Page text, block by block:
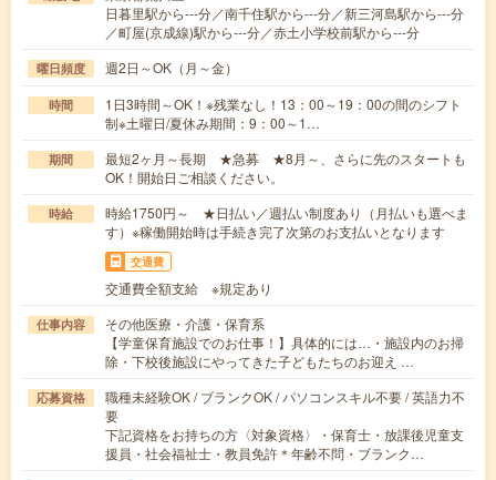
日暮里駅から---分／南千住駅から---分／新三河島駅から---分
／町屋(京成線)駅から---分／赤土小学校前駅から---分
曜日頻度 週2日～OK（月～金）
時間
1日3時間～OK！※残業なし！13：00～19：00の間のシフト
制※土曜日/夏休み期間：9：00～1…
期間
最短2ヶ月～長期 ★急募 ★8月～、さらに先のスタートも
OK！開始日ご相談ください。
時給
時給1750円～ ★日払い／週払い制度あり（月払いも選べま
す）※稼働開始時は手続き完了次第のお支払いとなります
交通費
交通費全額支給 ※規定あり
仕事内容
その他医療・介護・保育系
【学童保育施設でのお仕事！】具体的には…・施設内のお掃
除・下校後施設にやってきた子どもたちのお迎え …
応募資格
職種未経験OK / ブランクOK / パソコンスキル不要 / 英語力不
要
下記資格をお持ちの方〈対象資格〉・保育士・放課後児童支
援員・社会福祉士・教員免許＊年齢不問・ブランク…